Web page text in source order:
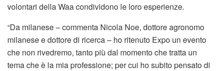
volontari della Waa condividono le loro esperienze.
“Da milanese – commenta Nicola Noe, dottore agronomo
milanese e dottore di ricerca – ho ritenuto Expo un evento
che non rivedremo, tanto più dal momento che tratta un
tema che è la mia professione; per cui ho subito pensato di